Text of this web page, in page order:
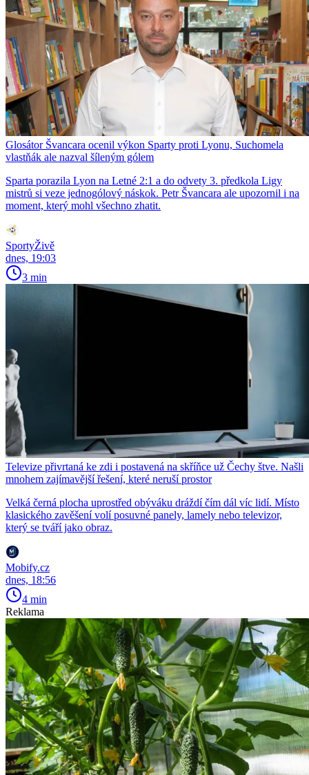
Glosátor Švancara ocenil výkon Sparty proti Lyonu, Suchomela
vlastňák ale nazval šíleným gólem
Sparta porazila Lyon na Letné 2:1 a do odvety 3. předkola Ligy
mistrů si veze jednogólový náskok. Petr Švancara ale upozornil i na
moment, který mohl všechno zhatit.
SportyŽivě
dnes, 19:03
3 min
Televize přivrtaná ke zdi i postavená na skříňce už Čechy štve. Našli
mnohem zajímavější řešení, které neruší prostor
Velká černá plocha uprostřed obýváku dráždí čím dál víc lidí. Místo
klasického zavěšení volí posuvné panely, lamely nebo televizor,
který se tváří jako obraz.
Mobify.cz
dnes, 18:56
4 min
Reklama